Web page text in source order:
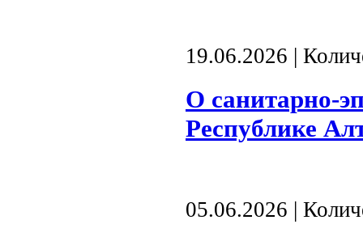
19.06.2026 |
О санитарно-
Республике
05.06.2026 |